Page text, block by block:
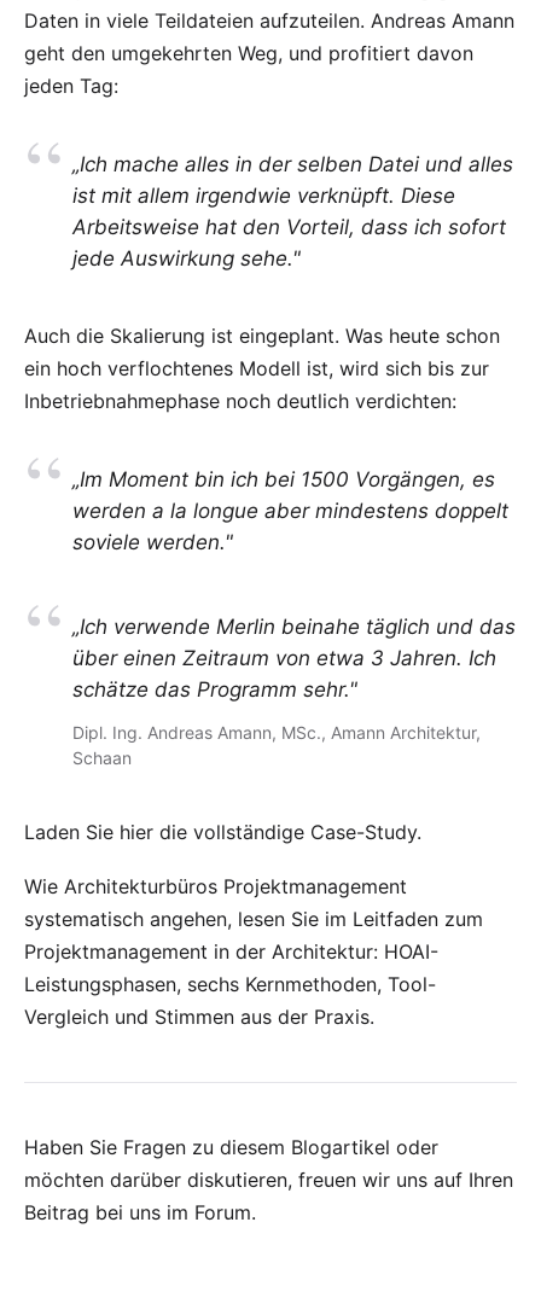
Daten in viele Teildateien aufzuteilen. Andreas Amann
geht den umgekehrten Weg, und profitiert davon
jeden Tag:
„Ich mache alles in der selben Datei und alles
ist mit allem irgendwie verknüpft. Diese
Arbeitsweise hat den Vorteil, dass ich sofort
jede Auswirkung sehe."
Auch die Skalierung ist eingeplant. Was heute schon
ein hoch verflochtenes Modell ist, wird sich bis zur
Inbetriebnahmephase noch deutlich verdichten:
„Im Moment bin ich bei 1500 Vorgängen, es
werden a la longue aber mindestens doppelt
soviele werden."
„Ich verwende Merlin beinahe täglich und das
über einen Zeitraum von etwa 3 Jahren. Ich
schätze das Programm sehr."
Dipl. Ing. Andreas Amann, MSc., Amann Architektur,
Schaan
Laden Sie hier die vollständige Case-Study.
Wie Architekturbüros Projektmanagement
systematisch angehen, lesen Sie im Leitfaden zum
Projektmanagement in der Architektur: HOAI-
Leistungsphasen, sechs Kernmethoden, Tool-
Vergleich und Stimmen aus der Praxis.
Haben Sie Fragen zu diesem Blogartikel oder
möchten darüber diskutieren, freuen wir uns auf Ihren
Beitrag bei uns im Forum.